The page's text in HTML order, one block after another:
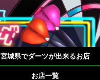
宮城県でダーツが出来るお店
お店一覧